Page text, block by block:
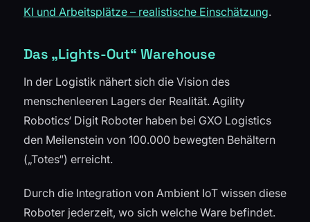
KI und Arbeitsplätze – realistische Einschätzung.
Das „Lights-Out“ Warehouse
In der Logistik nähert sich die Vision des
menschenleeren Lagers der Realität. Agility
Robotics‘ Digit Roboter haben bei GXO Logistics
den Meilenstein von 100.000 bewegten Behältern
(„Totes“) erreicht.
Durch die Integration von Ambient IoT wissen diese
Roboter jederzeit, wo sich welche Ware befindet.